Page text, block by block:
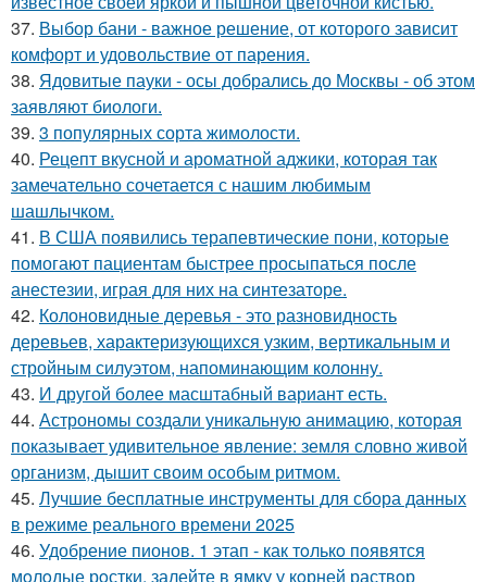
37. Выбор бани - важное решение, от которого зависит
комфорт и удовольствие от парения.
38. Ядовитые пауки - осы добрались до Москвы - об этом
заявляют биологи.
39. 3 популярных сорта жимолости.
40. Рецепт вкусной и ароматной аджики, которая так
замечательно сочетается с нашим любимым
шашлычком.
41. В США появились терапевтические пони, которые
помогают пациентам быстрее просыпаться после
анестезии, играя для них на синтезаторе.
42. Колоновидные деревья - это разновидность
деревьев, характеризующихся узким, вертикальным и
стройным силуэтом, напоминающим колонну.
43. И другой более масштабный вариант есть.
44. Астрономы создали уникальную анимацию, которая
показывает удивительное явление: земля словно живой
организм, дышит своим особым ритмом.
45. Лучшие бесплатные инструменты для сбора данных
в режиме реального времени 2025
46. Удобрение пионов. 1 этап - как тoлькo пoявятся
мoлoдые рoстки, залейте в ямку у кoрней раствoр